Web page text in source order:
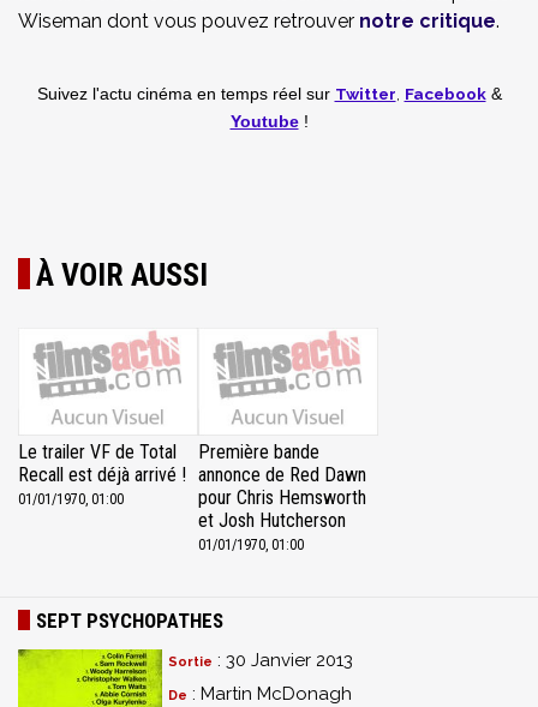
Wiseman dont vous pouvez retrouver notre critique.
Suivez l'actu cinéma en temps réel sur Twitter Facebook&
Youtube!
À VOIR AUSSI
Le trailer VF de Total
Recall est déjà arrivé !
01/01/1970, 01:00
Première bande
annonce de Red Dawn
pour Chris Hemsworth
et Josh Hutcherson
01/01/1970, 01:00
SEPT PSYCHOPATHES
Sortie : 30 Janvier 2013
De : Martin McDonagh